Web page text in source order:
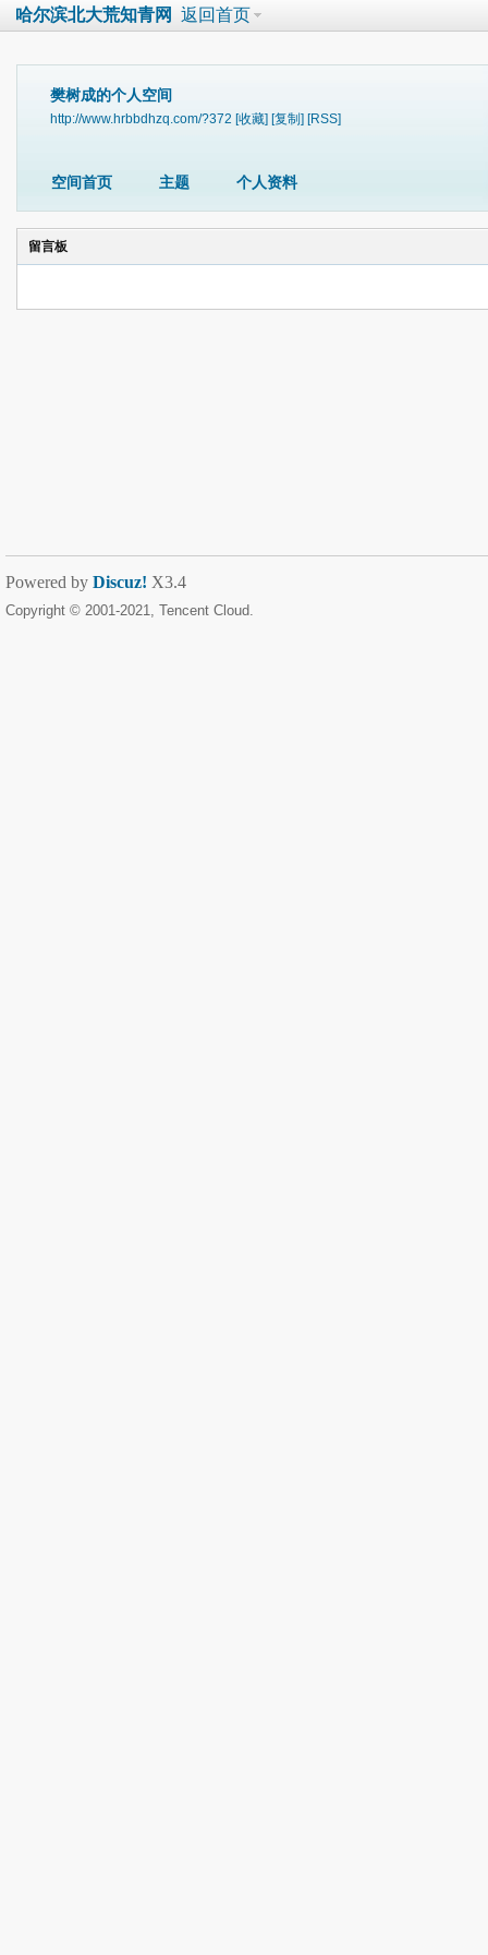
哈尔滨北大荒知青网 返回首页
樊树成的个人空间
http://www.hrbbdhzq.com/?372 [收藏] [复制] [RSS]
空间首页 主题 个人资料
留言板
Powered by Discuz! X3.4
Copyright © 2001-2021, Tencent Cloud.